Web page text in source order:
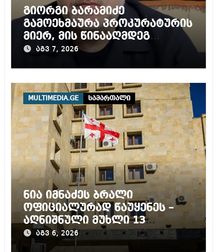
გიორგი ბარამიძე
გამოეხმაურა პროკურატურის
მიერ, მის წინააღმდეგ
დაწყებულ გამოძიებას
აგვ 7, 2026
MULTIMEDIA.GE სამართალი
ნია იმნაძეს ბრალი
ოფიციალურად წაუყენეს –
აღნიშნული მუხლი 13
წლამდე პატიმრობას
ითვალისწინებს
აგვ 6, 2026